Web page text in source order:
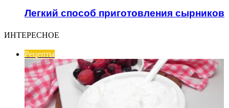
Легкий способ приготовления сырников
ИНТЕРЕСНОЕ
Рецепты